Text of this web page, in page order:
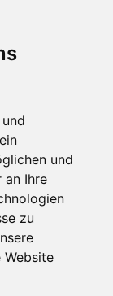
und
an Ihre
zu
Website